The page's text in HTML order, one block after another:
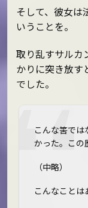
そして、彼女は
いうことを。
取り乱すサルカ
かりに突き放す
でした。
こんな筈で
かった。この
（中略）
こんなことは